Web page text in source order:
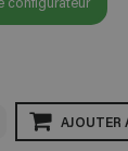
configurateur
AJOUTER